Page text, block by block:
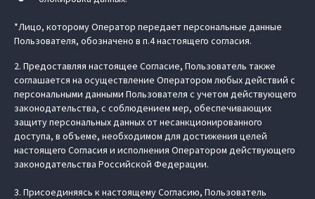
*Лицо, которому Оператор передает персональные данные
Пользователя, обозначено в п.4 настоящего согласия.
2. Предоставляя настоящее Согласие, Пользователь также
соглашается на осуществление Оператором любых действий с
персональными данными Пользователя с учетом действующего
законодательства, с соблюдением мер, обеспечивающих
защиту персональных данных от несанкционированного
доступа, в объеме, необходимом для достижения целей
настоящего Согласия и исполнения Оператором действующего
законодательства Российской Федерации.
3. Присоединяясь к настоящему Согласию, Пользователь